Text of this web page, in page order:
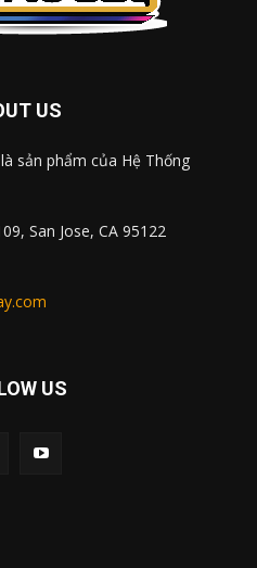
US
là sản phẩm của Hệ Thống
San Jose, CA 95122
US